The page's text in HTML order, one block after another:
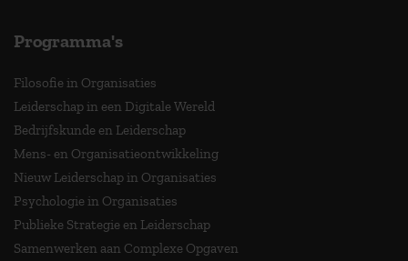
Programma's
Filosofie in Organisaties
Leiderschap in een Digitale Wereld
Bedrijfskunde en Leiderschap
Mens- en Organisatieontwikkeling
Nieuw Leiderschap in Organisaties
Psychologie in Organisaties
Publieke Strategie en Leiderschap
Samenwerken aan Complexe Opgaven